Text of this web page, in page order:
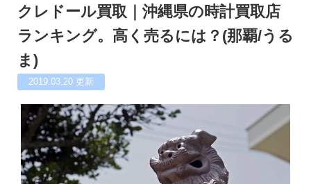
クレドール買取｜沖縄県の時計買取店
ランキング。高く売るには？(那覇/うる
ま)
2019.03.20 更新